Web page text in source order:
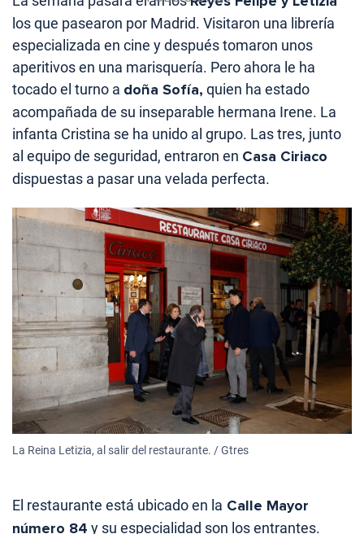
los que pasearon por Madrid. Visitaron una librería
especializada en cine y después tomaron unos
aperitivos en una marisquería. Pero ahora le ha
tocado el turno a doña Sofía, quien ha estado
acompañada de su inseparable hermana Irene. La
infanta Cristina se ha unido al grupo. Las tres, junto
al equipo de seguridad, entraron en Casa Ciriaco
dispuestas a pasar una velada perfecta.
La Reina Letizia, al salir del restaurante. / Gtres
El restaurante está ubicado en la Calle Mayor
número 84 y su especialidad son los entrantes.